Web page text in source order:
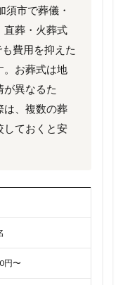
須市で葬儀・
直葬・火葬式
費用を抑えた
。お葬式は地
が異なるた
は、複数の葬
しておくと安
円〜